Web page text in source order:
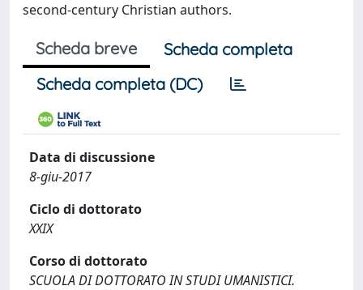
second-century Christian authors.
Scheda breve
Scheda completa
Scheda completa (DC)
Data di discussione
8-giu-2017
Ciclo di dottorato
XXIX
Corso di dottorato
SCUOLA DI DOTTORATO IN STUDI UMANISTICI.